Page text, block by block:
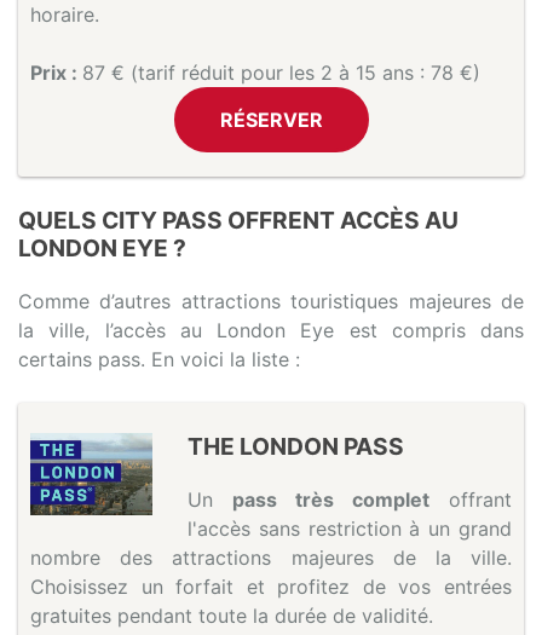
horaire.
Prix : 87 € (tarif réduit pour les 2 à 15 ans : 78 €)
RÉSERVER
QUELS CITY PASS OFFRENT ACCÈS AU
LONDON EYE ?
Comme d’autres attractions touristiques majeures de
la ville, l’accès au London Eye est compris dans
certains pass. En voici la liste :
THE LONDON PASS
Un pass très complet offrant
l'accès sans restriction à un grand
nombre des attractions majeures de la ville.
Choisissez un forfait et profitez de vos entrées
gratuites pendant toute la durée de validité.